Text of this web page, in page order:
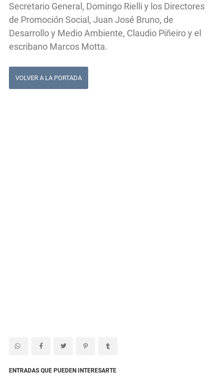
Secretario General, Domingo Rielli y los Directores
de Promoción Social, Juan José Bruno, de
Desarrollo y Medio Ambiente, Claudio Piñeiro y el
escribano Marcos Motta.
VOLVER A LA PORTADA
ENTRADAS QUE PUEDEN INTERESARTE